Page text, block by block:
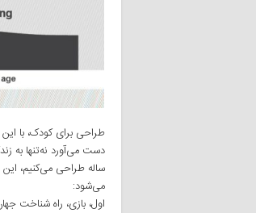
طراحی برای کودک، با این
دست می‌آورد نه‌تنها به
ساله طراحی می‌کنیم، این
می‌شود:
اول، بازی، راه شناخت